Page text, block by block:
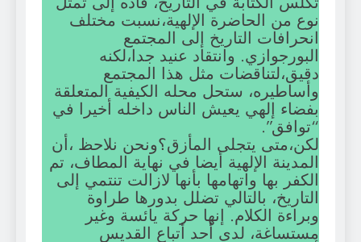
نوع من الحاضرة الإلهية،نسبت مختلف
انحرافات التاريخ إلى المجتمع
البورجوازي. وانتقاد عنيد جدا،لكنه
دقيق،لتناقضات مثل هذا المجتمع
وأساطيره، ستحل محله الكيفية المتعلقة
بفضاء إلهي يعيش الناس داخله أخيرا في
“توافق”.
لكن،متى يتجلى المأزق؟ونحن نلاحظ ،أن
المدينة الإلهية أيضا في نهاية المطاف، تم
الكفر بها واتهامها بأنها لازالت تنتمي إلى
التاريخ، بالتالي تضلل بدورها طراوة
وبراءة الكلام. إنها حركة يائسة وغير
مستساغة، لدى أحد أتباع القديس